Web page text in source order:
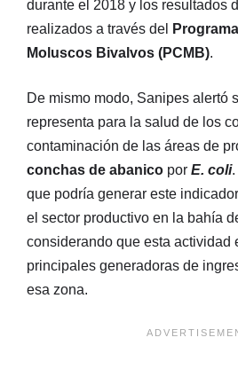
durante el 2018 y los resultados
realizados a través del
Moluscos Bivalvos (PCMB).
De mismo modo, Sanipes alertó
representa para la salud de los
contaminación de las áreas de
conchas de abanico por E. coli.
que podría generar este
el sector productivo en la bahía
considerando que esta actividad
principales generadoras de
esa zona.